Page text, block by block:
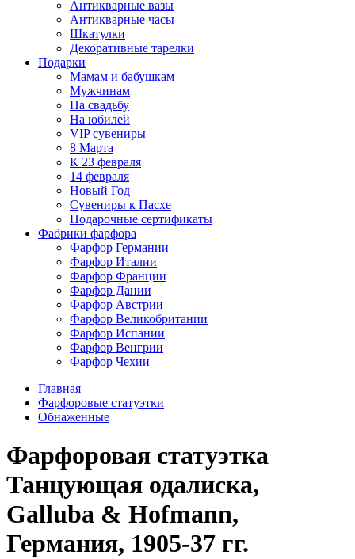
Антикварные вазы
Антикварные часы
Шкатулки
Декоративные тарелки
Подарки
Мамам и бабушкам
Мужчинам
На свадьбу
На юбилей
VIP сувениры
8 Марта
К 23 февраля
14 февраля
Новый Год
Сувениры к Пасхе
Подарочные сертификаты
Фабрики фарфора
Фарфор Германии
Фарфор Италии
Фарфор Франции
Фарфор Дании
Фарфор Австрии
Фарфор Великобритании
Фарфор Испании
Фарфор Венгрии
Фарфор Чехии
Главная
Фарфоровые статуэтки
Обнаженные
Фарфоровая статуэтка
Танцующая одалиска,
Galluba & Hofmann,
Германия, 1905-37 гг.